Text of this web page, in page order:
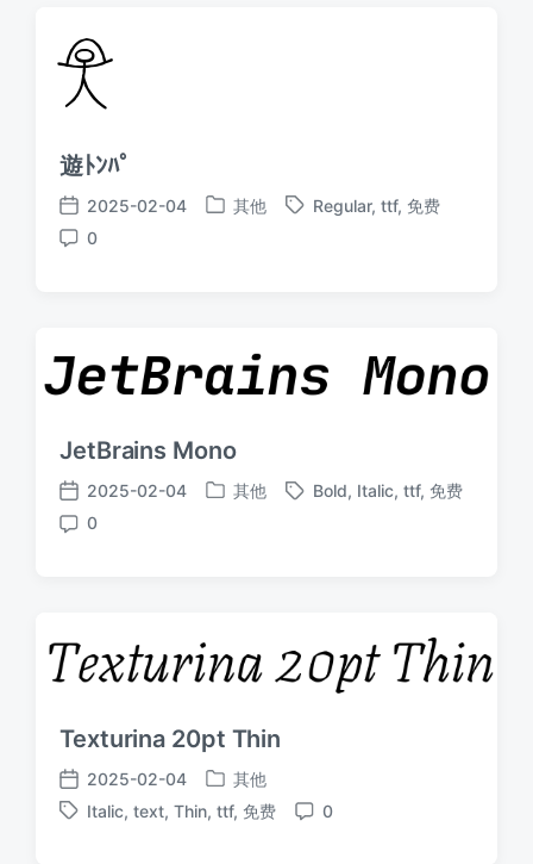
遊ﾄﾝﾊﾟ
发
布
2025-02-04
发
其他
标
Regular, ttf, 免费
评
0
JetBrains Mono
发
布
2025-02-04
发
其他
标
Bold, Italic, ttf, 免费
评
0
Texturina 20pt Thin
发
布
2025-02-04
发
布
其他
标
Italic, text, Thin, ttf, 免费
评
0